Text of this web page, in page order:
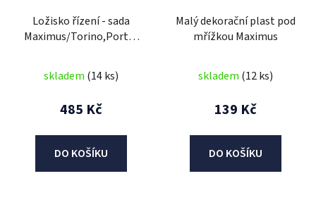
Ložisko řízení - sada
Maximus/Torino,Porto,
skladem (14 ks)
485 Kč
DO KOŠÍKU
Malý dekorační plast pod
mřížkou Maximus
skladem (12 ks)
139 Kč
DO KOŠÍKU